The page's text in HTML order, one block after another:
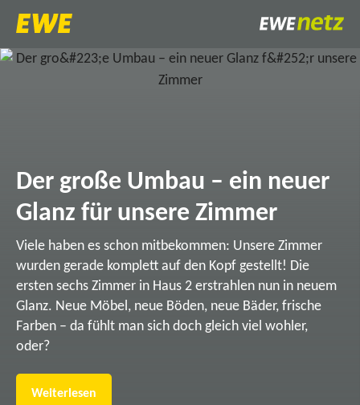
Der große Umbau – ein neuer
Glanz für unsere Zimmer
Viele haben es schon mitbekommen: Unsere Zimmer
wurden gerade komplett auf den Kopf gestellt! Die
ersten sechs Zimmer in Haus 2 erstrahlen nun in neuem
Glanz. Neue Möbel, neue Böden, neue Bäder, frische
Farben – da fühlt man sich doch gleich viel wohler,
oder?
Weiterlesen